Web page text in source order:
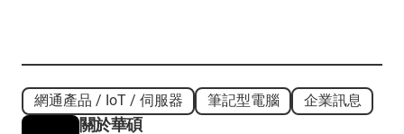
網通產品 / IoT / 伺服器 筆記型電腦 企業訊息
關於華碩